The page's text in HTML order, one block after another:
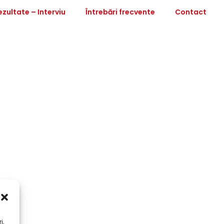
– Interviu Întrebări frecvente Contact